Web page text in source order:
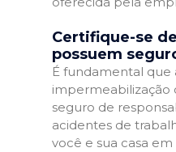
Certifique-se
possuem
É fundamental que
impermeabilização
seguro de
acidentes de
você e sua casa